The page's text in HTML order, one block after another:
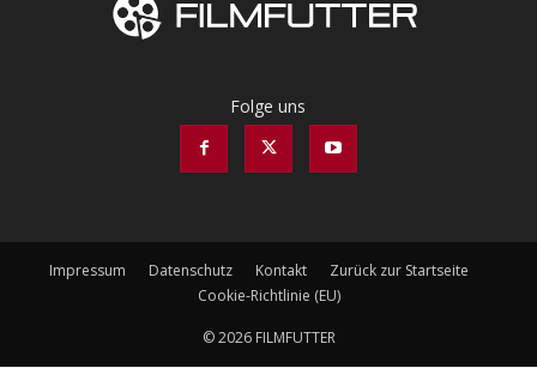
Folge uns
Impressum Datenschutz Kontakt
Zurück zur Startseite
Cookie-Richtlinie (EU)
© 2026 FILMFUTTER